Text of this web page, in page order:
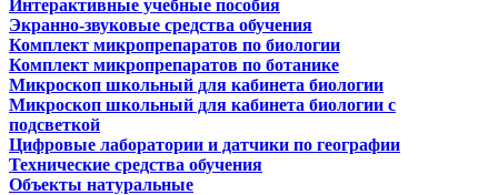
Интерактивные учебные пособия
Экранно-звуковые средства обучения
Комплект микропрепаратов по биологии
Комплект микропрепаратов по ботанике
Микроскоп школьный для кабинета биологии
Микроскоп школьный для кабинета биологии с
подсветкой
Цифровые лаборатории и датчики по географии
Технические средства обучения
Объекты натуральные